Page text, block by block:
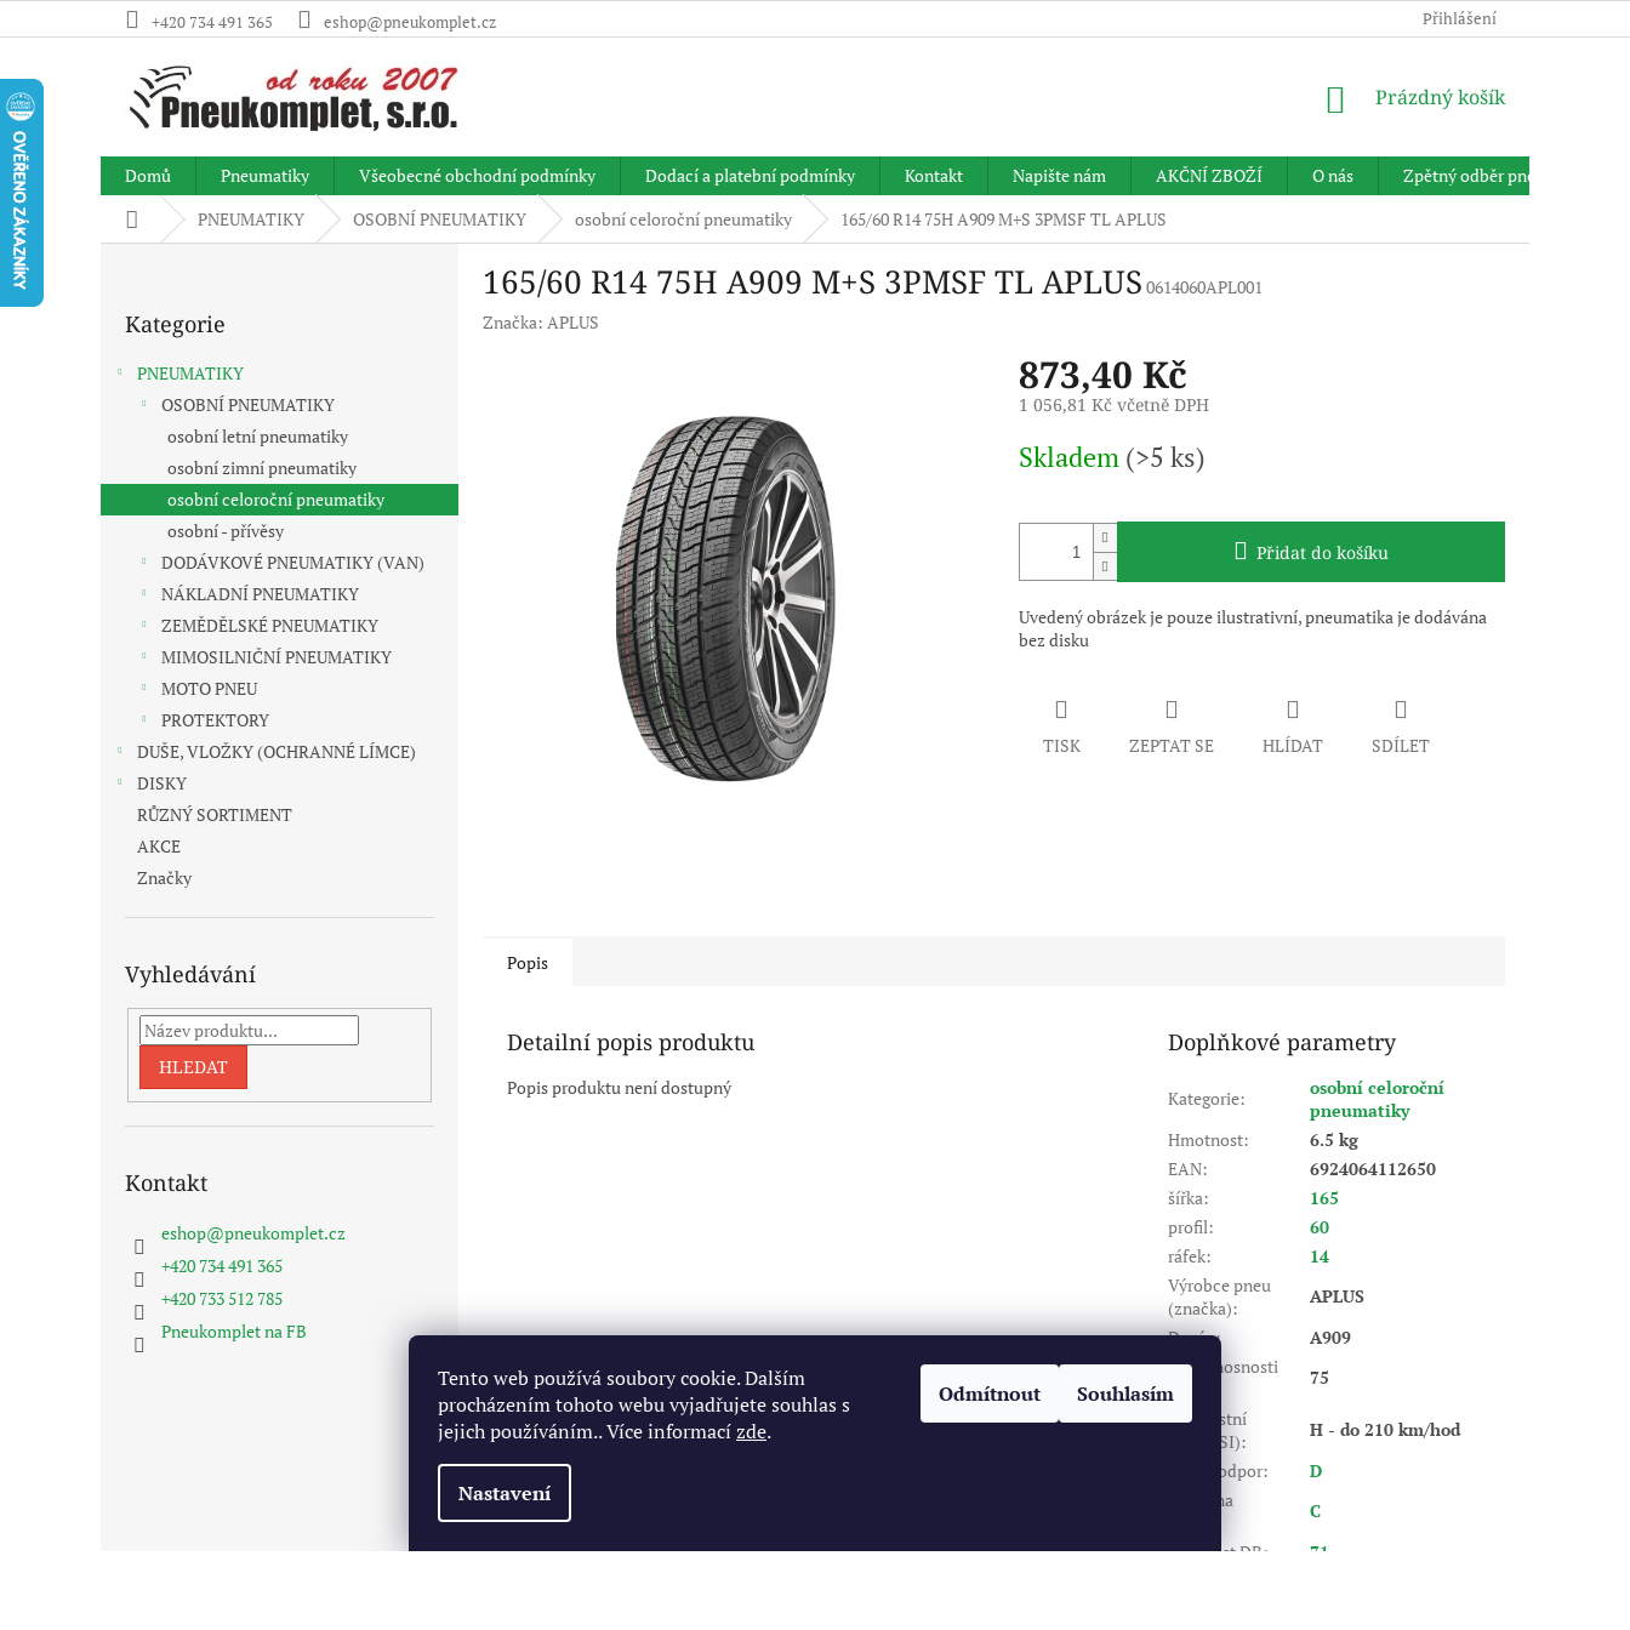
Tento web používá soubory cookie. Dalším
procházením tohoto webu vyjadřujete souhlas s
jejich používáním.. Více informacízde.
Nastavení
Odmítnout Souhlasím
na
+420 734 491 365 eshop@pneukomplet.cz Přihlášení
NÁKUPNÍ
Prázdný košík
Domů Pneumatiky Všeobecné obchodní podmínky Dodací a platební podmínky Kontakt Napište nám AKČNÍ ZBOŽÍ O nás
Zpětný odběr pneumatik
Domů PNEUMATIKY OSOBNÍ PNEUMATIKY osobní celoroční pneumatiky 165/60 R14 75H A909 M+S 3PMSF TL APLUS
a
kategorie
Kategorie
PNEUMATIKY
OSOBNÍ PNEUMATIKY
osobní letní pneumatiky
osobní zimní pneumatiky
osobní celoroční pneumatiky
osobní - přívěsy
DODÁVKOVÉ PNEUMATIKY (VAN)
NÁKLADNÍ PNEUMATIKY
ZEMĚDĚLSKÉ PNEUMATIKY
MIMOSILNIČNÍ PNEUMATIKY
MOTO PNEU
PROTEKTORY
DUŠE, VLOŽKY (OCHRANNÉ LÍMCE)
DISKY
RŮZNÝ SORTIMENT
AKCE
Značky
Vyhledávání
HLEDAT
Kontakt
eshop@pneukomplet.cz
+420 734 491 365
+420 733 512 785
Pneukomplet na FB
165/60 R14 75H A909 M+S 3PMSF TL APLUS 0614060APL001
Značka: APLUS
873,40 Kč
1 056,81 Kč včetně DPH
cena:
Skladem (>5 ks)
Přidat do košíku
Uvedený obrázek je pouze ilustrativní, pneumatika je dodávána
bez disku
TISK ZEPTAT SE HLÍDAT SDÍLET
Popis
Detailní popis produktu
Popis produktu není dostupný
Doplňkové parametry
Kategorie:
osobní celoroční
pneumatiky
Hmotnost:
6.5 kg
EAN:
6924064112650
šířka:
165
profil:
60
ráfek:
14
Výrobce pneu
(značka):
APLUS
Dezén:
A909
Index nosnosti
(LI)
75
Rychlostní
index (SI):
H - do 210 km/hod
Valivý odpor:
D
Záběr na
C
Hlučnost DB: 71